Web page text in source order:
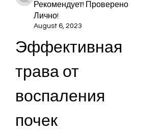
Рекомендует! Проверено
Лично!
August 6, 2023
Эффективная
трава от
воспаления
почек